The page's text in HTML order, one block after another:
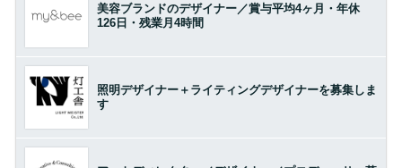
美容ブランドのデザイナー／賞与平均4ヶ月・年休
126日・残業月4時間
照明デザイナー＋ライティングデザイナーを募集しま
す